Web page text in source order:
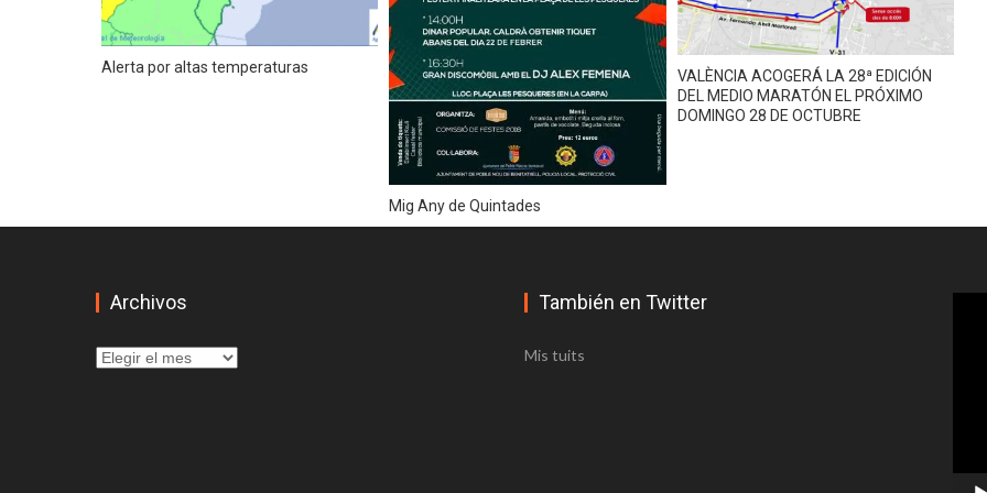
COPA DE CAMPEONES 2019
La plaza del Ayuntamiento de Valencia acoge este sábado la propuesta BeActive Night
Actividades infantiles en Alcossebre
Mucha precaución el viernes
XXVIII DÍA DE LA PILOTA VALENCIANA
Fiestas en #Castellar. Valencia
Alerta por altas temperaturas
Mig Any de Quintades
VALÈNCIA ACOGERÁ LA 28ª EDICIÓN
DEL MEDIO MARATÓN EL PRÓXIMO
DOMINGO 28 DE OCTUBRE
Archivos
Archivos
También en Twitter
Mis tuits